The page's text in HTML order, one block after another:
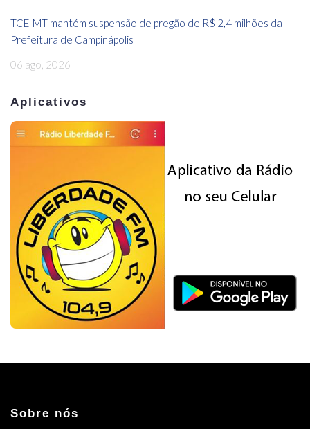
TCE-MT mantém suspensão de pregão de R$ 2,4 milhões da
Prefeitura de Campinápolis
06 ago, 2026
Aplicativos
Sobre nós